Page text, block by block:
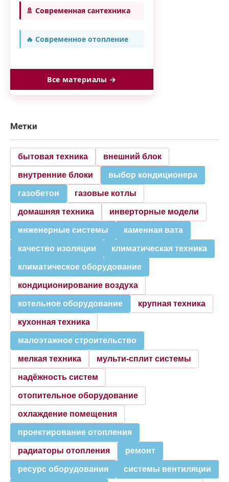
🚿 Современная сантехника
🔥 Современное отопление
Все материалы →
Метки
бытовая техника внешний блок
внутренние блоки выбор кондиционера
газобетон газовые котлы
домашняя техника инверторные модели
инженерные системы каменная вата
качество изоляции климатическая техника
климатическое оборудование
кондиционирование воздуха
котельное оборудование крупная техника
кухонная техника
малоэтажное строительство
мелкая техника мульти-сплит системы
надёжность систем
отопительное оборудование
охлаждение помещения
проектирование отопления
радиаторы отопления ремонт
ресурс оборудования системы вентиляции